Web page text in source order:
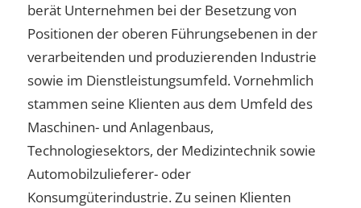
berät Unternehmen bei der Besetzung von
Positionen der oberen Führungsebenen in der
verarbeitenden und produzierenden Industrie
sowie im Dienstleistungsumfeld. Vornehmlich
stammen seine Klienten aus dem Umfeld des
Maschinen- und Anlagenbaus,
Technologiesektors, der Medizintechnik sowie
Automobilzulieferer- oder
Konsumgüterindustrie. Zu seinen Klienten